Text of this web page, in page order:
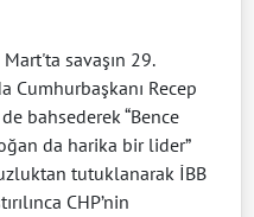
savaşın 29.
Cumhurbaşkanı Recep
bahsederek “Bence
da harika bir lider”
tutuklanarak İBB
CHP’nin